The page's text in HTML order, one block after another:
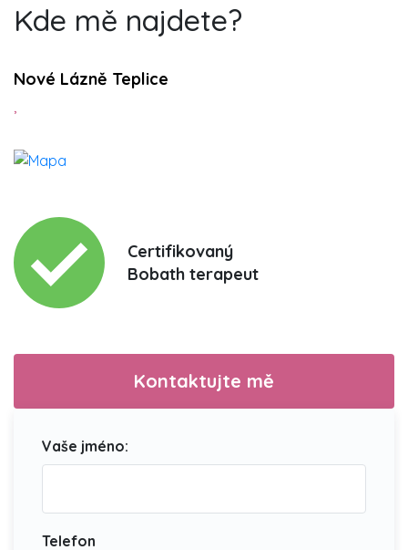
Kde mě najdete?
Nové Lázně Teplice
,
Certifikovaný
Bobath terapeut
Kontaktujte mě
Vaše jméno:
Telefon